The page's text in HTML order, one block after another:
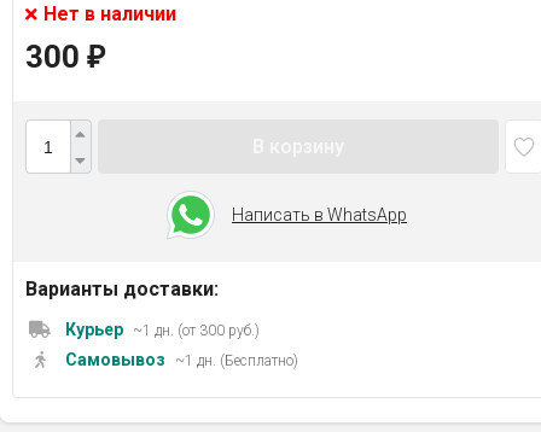
Нет в наличии
300 ₽
Написать в WhatsApp
Варианты доставки:
Курьер ~1 дн. (от 300 руб.)
Самовывоз ~1 дн. (Бесплатно)